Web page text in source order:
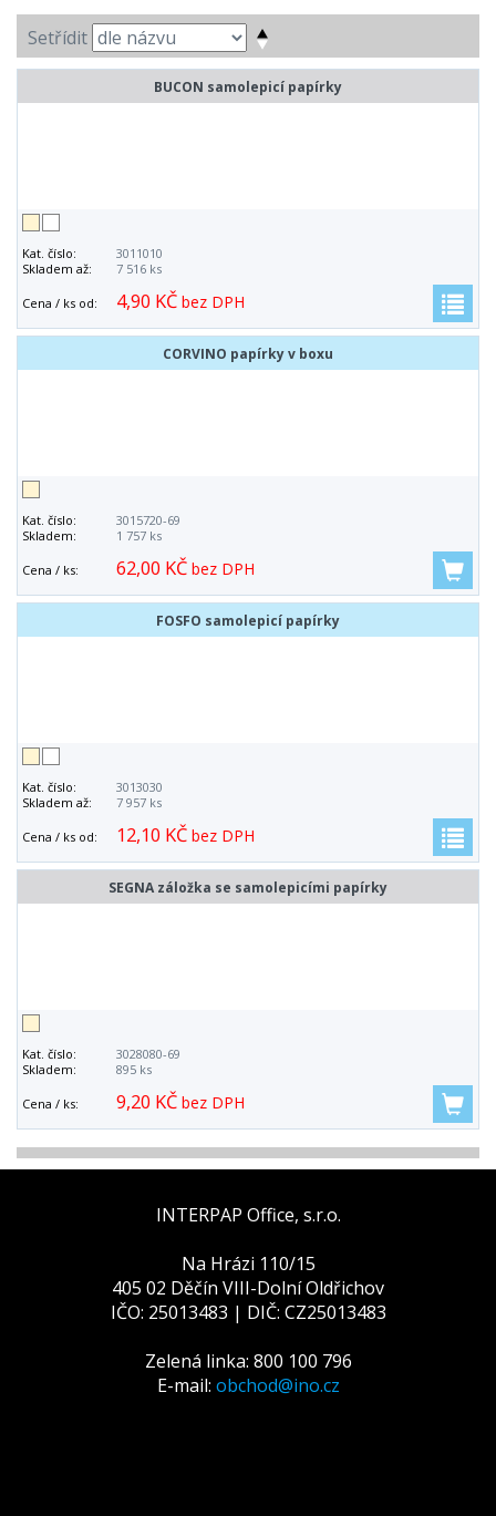
Setřídit
BUCON samolepicí papírky
Kat. číslo:
3011010
Skladem až:
7 516 ks
Cena / ks od: 4,90 KČ bez DPH
CORVINO papírky v boxu
Kat. číslo:
3015720-69
Skladem:
1 757 ks
Cena / ks: 62,00 KČ bez DPH
FOSFO samolepicí papírky
Kat. číslo:
3013030
Skladem až:
7 957 ks
Cena / ks od: 12,10 KČ bez DPH
SEGNA záložka se samolepicími papírky
Kat. číslo:
3028080-69
Skladem:
895 ks
Cena / ks: 9,20 KČ bez DPH
INTERPAP Office, s.r.o.
Na Hrázi 110/15
405 02 Děčín VIII-Dolní Oldřichov
IČO: 25013483 | DIČ: CZ25013483
Zelená linka: 800 100 796
E-mail: obchod@ino.cz